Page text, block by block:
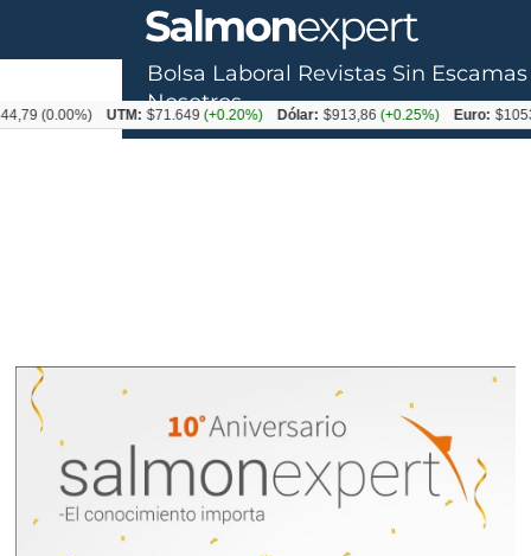
Bolsa Laboral Revistas Sin Escamas
Nosotros
UTM: $71.649(+0.20%) Dólar: $913,86(+0.25%) Euro: $1053,08(-